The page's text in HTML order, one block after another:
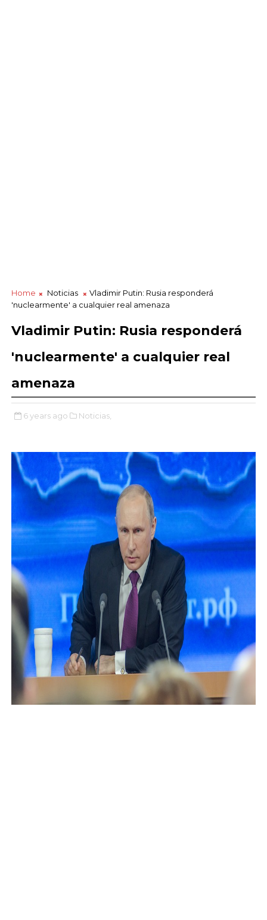
Home Noticias
Vladimir Putin: Rusia responderá
'nuclearmente' a cualquier real amenaza
Vladimir Putin: Rusia responderá
'nuclearmente' a cualquier real
amenaza
6 years ago Noticias,